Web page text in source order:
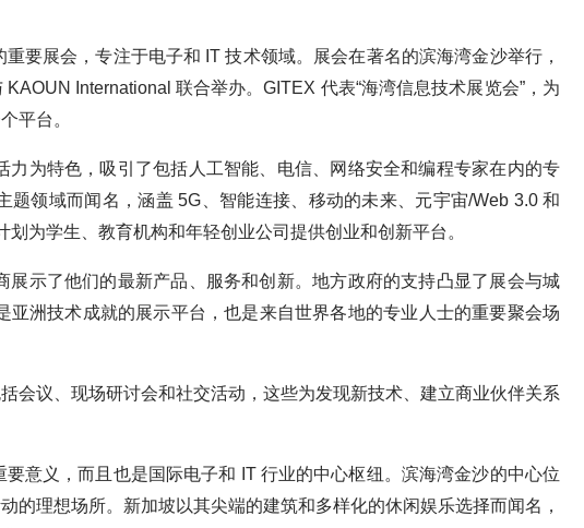
要展会，专注于电子和 IT 技术领域。展会在著名的滨海湾金沙举行，
International 联合举办。GITEX 代表“海湾信息技术展览会”，为
平台。
力为特色，吸引了包括人工智能、电信、网络安全和编程专家在内的专
题领域而闻名，涵盖 5G、智能连接、移动的未来、元宇宙/Web 3.0 和
为学生、教育机构和年轻创业公司提供创业和创新平台。
展示了他们的最新产品、服务和创新。地方政府的支持凸显了展会与城
亚洲技术成就的展示平台，也是来自世界各地的专业人士的重要聚会场
会议、现场研讨会和社交活动，这些为发现新技术、建立商业伙伴关系
意义，而且也是国际电子和 IT 行业的中心枢纽。滨海湾金沙的中心位
的理想场所。新加坡以其尖端的建筑和多样化的休闲娱乐选择而闻名，